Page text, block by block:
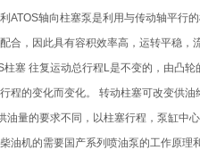
ATOS轴向柱塞泵是利用与传动轴平行
合，因此具有容积效率高，运转平稳
塞 往复运动总行程L是不变的，由凸
程的变化而变化。 转动柱塞可改变供
油量的要求不同，以柱塞行程，泵缸
油机的需要国产系列喷油泵的工作原